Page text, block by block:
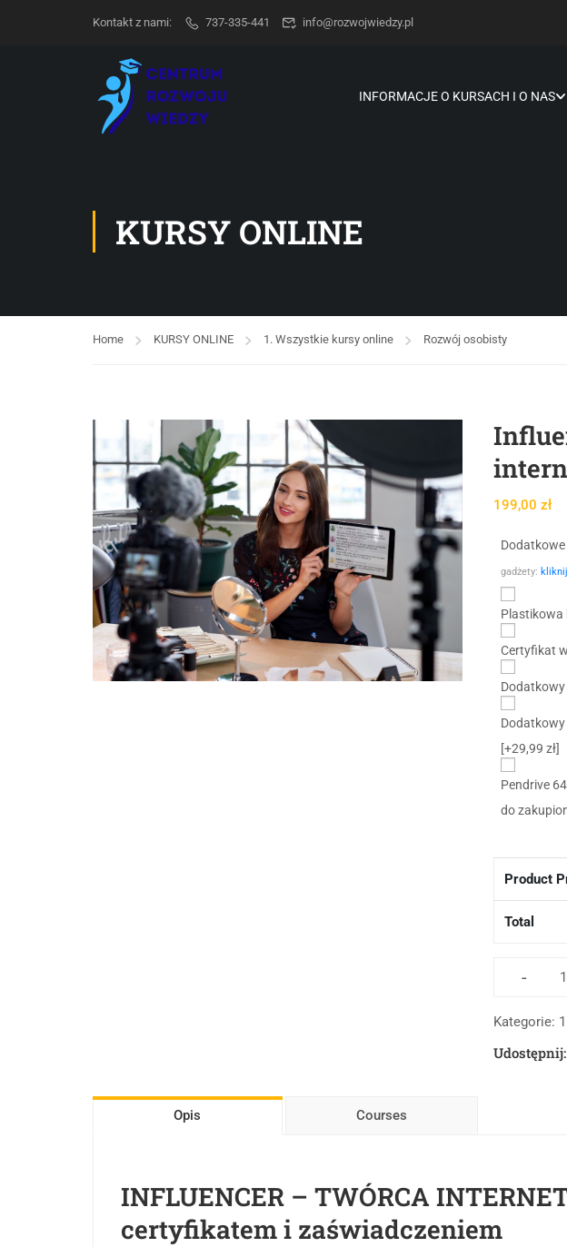
Kontakt z nami: 737-335-441 info@rozwojwiedzy.pl
INFORMACJE O KURSACH I O NAS
KURSY ONLINE
Home KURSY ONLINE 1. Wszystkie kursy online Rozwój osobisty
199,00 zł
Dodatkowe
gadżety:
Plastikowa
Certyfikat
[+29,99 zł]
Pendrive
do
Product
Total
-
Kategorie:
Udostępnij:
Opis Courses
INFLUENCER – TWÓRCA
certyfikatem i zaświadczeniem